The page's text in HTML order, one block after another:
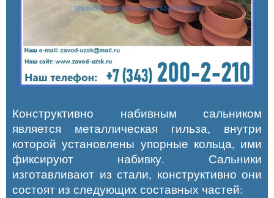
Конструктивно набивным сальником
является металлическая гильза, внутри
которой установлены упорные кольца, ими
фиксируют набивку. Сальники
изготавливают из стали, конструктивно они
состоят из следующих составных частей: